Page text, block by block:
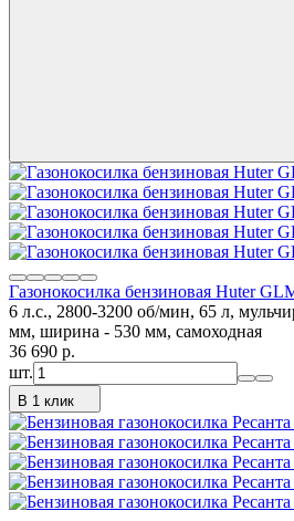
Газонокосилка бензиновая Huter
6 л.с., 2800-3200 об/мин, 65 л,
мм, ширина - 530 мм, самоходная
36 690 p.
шт.
В 1 клик